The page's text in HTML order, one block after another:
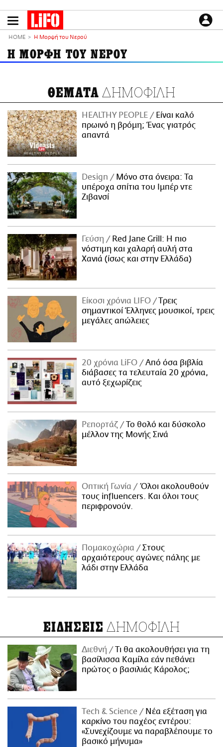
το
LIFO SHOP
NEWSLETTER
ΜΙΚΡΟΠΡΑΓΜΑΤΑ
THE GOOD LIFO
LIFOLAND
CITY GUIDE
ΑΜΠΑ
PRINT
ΕΙΔΗΣΕΙΣ
CULTURE
PODCASTS
Plus
HOME Η Μορφή του Νερού
Η ΜΟΡΦΗ ΤΟΥ ΝΕΡΟΥ
ΘΕΜΑΤΑ ΔΗΜΟΦΙΛΗ
HEALTHY PEOPLE
Είναι καλό
πρωινό η βρόμη; Ένας γιατρός
απαντά
Design
Μόνο στα όνειρα: Τα
υπέροχα σπίτια του Ιμπέρ ντε
Ζιβανσί
Γεύση
Red Jane Grill: Η πιο
νόστιμη και χαλαρή αυλή στα
Χανιά (ίσως και στην Ελλάδα)
Είκοσι χρόνια LIFO
Tρεις
σημαντικοί Έλληνες μουσικοί, τρεις
μεγάλες απώλειες
20 χρόνια LiFO
Από όσα βιβλία
διάβασες τα τελευταία 20 χρόνια,
αυτό ξεχωρίζεις
Ρεπορτάζ
Το θολό και δύσκολο
μέλλον της Μονής Σινά
Οπτική Γωνία
Όλοι ακολουθούν
τους influencers. Και όλοι τους
περιφρονούν.
Πομακοχώρια
Στους
αρχαιότερους αγώνες πάλης με
λάδι στην Ελλάδα
ΕΙΔΗΣΕΙΣ ΔΗΜΟΦΙΛΗ
Διεθνή
Τι θα ακολουθήσει για τη
βασίλισσα Καμίλα εάν πεθάνει
πρώτος ο βασιλιάς Κάρολος;
Τech & Science
Νέα εξέταση για
καρκίνο του παχέος εντέρου:
«Συνεχίζουμε να παραβλέπουμε το
βασικό μήνυμα»